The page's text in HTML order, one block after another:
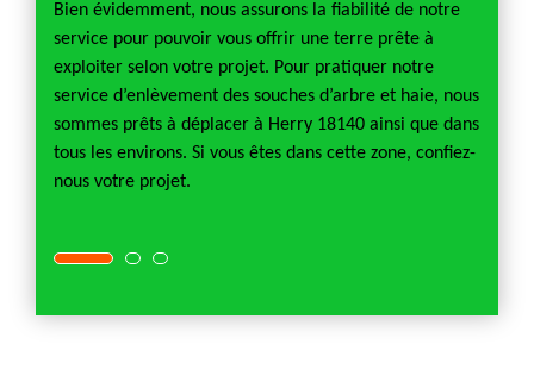
Bien évidemment, nous assurons la fiabilité de notre
service pour pouvoir vous offrir une terre prête à
exploiter selon votre projet. Pour pratiquer notre
service d’enlèvement des souches d’arbre et haie, nous
sommes prêts à déplacer à Herry 18140 ainsi que dans
tous les environs. Si vous êtes dans cette zone, confiez-
nous votre projet.